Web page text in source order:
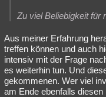
Zu viel Beliebigkeit für
Aus meiner Erfahrung
treffen können und auch
intensiv mit der Frage
es weiterhin tun. Und
gekommenen. Wer viel
am Ende ebenfalls